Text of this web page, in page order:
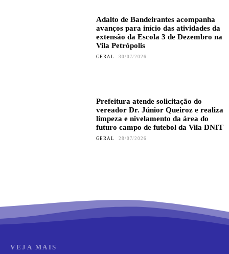
Adalto de Bandeirantes acompanha
avanços para início das atividades da
extensão da Escola 3 de Dezembro na
Vila Petrópolis
GERAL 30/07/2026
Prefeitura atende solicitação do
vereador Dr. Júnior Queiroz e realiza
limpeza e nivelamento da área do
futuro campo de futebol da Vila DNIT
GERAL 28/07/2026
VEJA MAIS